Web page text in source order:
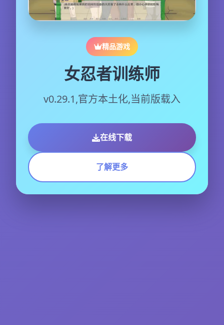
精品游戏
女忍者训练师
v0.29.1,官方本土化,当前版载入
在线下载
了解更多